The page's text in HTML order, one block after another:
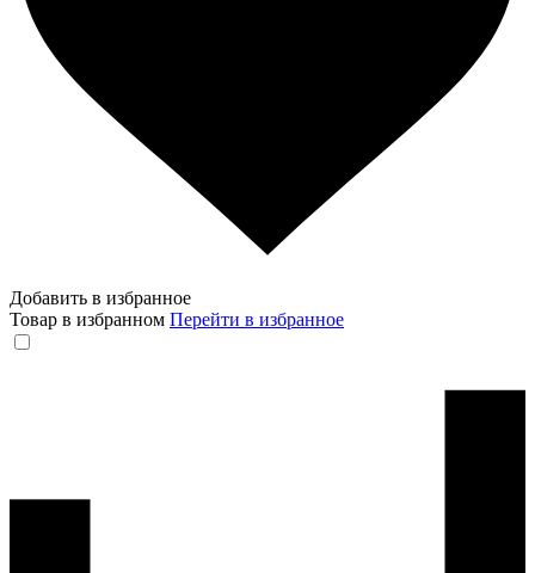
Добавить в избранное
Товар в избранном Перейти в избранное